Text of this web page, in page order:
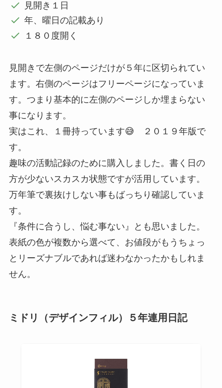
見開き１日
年、曜日の記載あり
１８０度開く
見開きで左側のページだけが５年に区切られてい
ます。右側のページはフリーページになっていま
す。つまり基本的に左側のページしか埋まらない
事になります。
実はこれ、１冊持っています😅 ２０１９年版で
す。
趣味の活動記録のために購入しました。書く日の
方が少ないスカスカ状態ですが活用しています。
万年筆で裏抜けしない事もばっちり確認していま
す。
『条件に合うし、悩む事ない』とも思いました。
表紙の色が複数から選べて、お値段がもうちょっ
とリーズナブルであれば迷わなかったかもしれま
せん。
ミドリ（デザインフィル）５年連用日記